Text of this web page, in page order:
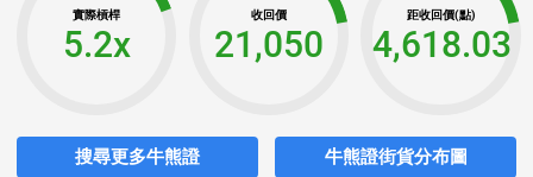
實際槓桿
5.2x
收回價
21,050
距收回價(點)
4,618.03
搜尋更多牛熊證 牛熊證街貨分布圖